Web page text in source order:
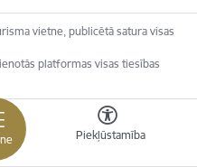
Piekļūstamība
vietne, publicētā satura visas
platformas visas tiesības